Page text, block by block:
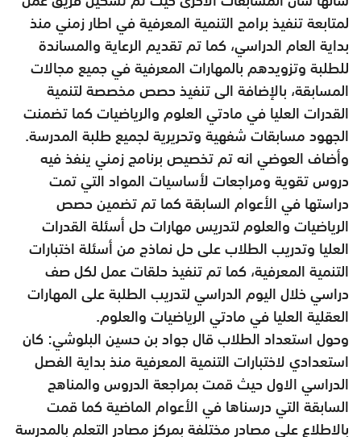
لمتابعة تنفيذ برامج التنمية المعرفية في اطار زمني منذ
بداية العام الدراسي، كما تم تقديم الرعاية والمساندة
للطلبة وتزويدهم بالمهارات المعرفية في جميع مجالات
المسابقة، بالإضافة الى تنفيذ حصص مخصصة لتنمية
القدرات العليا في مادتي العلوم والرياضيات كما تضمنت
الجهود مسابقات شفهية وتحريرية لجميع طلبة المدرسة.
وأضاف العوضي انه تم تخصيص برنامج زمني ينفذ فيه
دروس تقوية ومراجعات لأساسيات المواد التي تمت
دراستها في الأعوام السابقة كما تم تضمين حصص
الرياضيات والعلوم لتدريس مهارات حل أسئلة القدرات
العليا وتدريب الطلاب على حل نماذج من أسئلة اختبارات
التنمية المعرفية، كما تم تنفيذ حلقات عمل لكل صف
دراسي خلال اليوم الدراسي لتدريب الطلبة على المهارات
العقلية العليا في مادتي الرياضيات والعلوم.
وحول استعداد الطلاب قال جواد بن حسين البلوشي: كان
استعدادي لاختبارات التنمية المعرفية منذ بداية الفصل
الدراسي الاول حيث قمت بمراجعة الدروس والمناهج
السابقة التي درسناها في الأعوام الماضية كما قمت
بالاطلاع على مصادر مختلفة بمركز مصادر التعلم بالمدرسة